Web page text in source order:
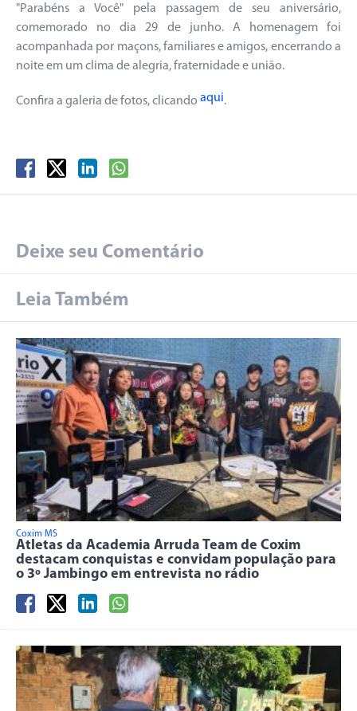
"Parabéns a Você" pela passagem de seu aniversário,
comemorado no dia 29 de junho. A homenagem foi
acompanhada por maçons, familiares e amigos, encerrando a
noite em um clima de alegria, fraternidade e união.
Confira a galeria de fotos, clicando aqui.
Deixe seu Comentário
Leia Também
Coxim MS
Atletas da Academia Arruda Team de Coxim
destacam conquistas e convidam população para
o 3º Jambingo em entrevista no rádio